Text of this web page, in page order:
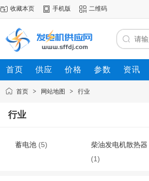
收藏本页 手机版 二维码
首页 供应 价格 参数 资讯
首页 > 网站地图 > 行业
行业
蓄电池 (5)
柴油发电机散热器
(1)